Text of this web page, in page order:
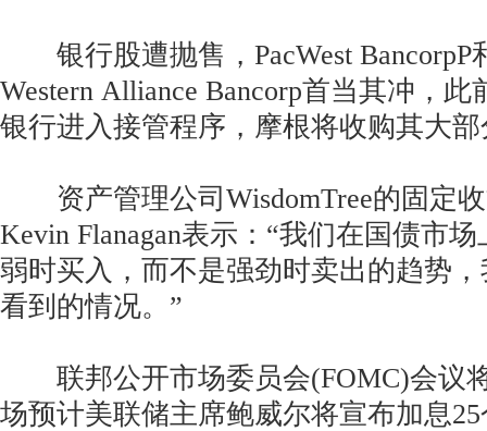
银行股遭抛售，PacWest BancorpP
Western Alliance Bancorp首当其冲，
银行进入接管程序，摩根将收购其大
资产管理公司WisdomTree的固定
Kevin Flanagan表示：“我们在国债市
弱时买入，而不是强劲时卖出的趋势
看到的情况。”
联邦公开市场委员会(FOMC)会议
场预计美联储主席鲍威尔将宣布加息